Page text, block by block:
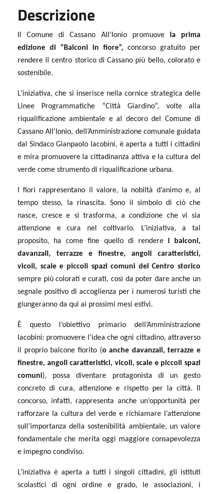
Descrizione
Il Comune di Cassano All’Ionio promuove
la prima
edizione di “Balconi in fiore”, concorso gratuito per
rendere il centro storico di Cassano più bello, colorato e
sostenibile.
L’iniziativa, che si inserisce nella cornice strategica delle
Linee Programmatiche “Città Giardino”, volte alla
riqualificazione ambientale e al decoro del Comune di
Cassano All'Ionio, dell’Amministrazione comunale guidata
dal Sindaco Gianpaolo Iacobini, è aperta a tutti i cittadini
e mira promuovere la cittadinanza attiva e la cultura del
verde come strumento di riqualificazione urbana.
I fiori rappresentano il valore, la nobiltà d’animo e, al
tempo stesso, la rinascita. Sono il simbolo di ciò che
nasce, cresce e si trasforma, a condizione che vi sia
attenzione e cura nel coltivarlo. L’iniziativa, a tal
proposito, ha come fine quello di rendere i balconi,
davanzali, terrazze e finestre, angoli caratteristici,
vicoli, scale e piccoli spazi comuni del Centro storico
sempre più colorati e curati, così da poter dare anche un
segnale positivo di accoglienza per i numerosi turisti che
giungeranno da qui ai prossimi mesi estivi.
È questo l’obiettivo primario dell’Amministrazione
Iacobini: promuovere l’idea che ogni cittadino, attraverso
il proprio balcone fiorito (o anche davanzali, terrazze e
finestre, angoli caratteristici, vicoli, scale e piccoli spazi
comuni), possa diventare protagonista di un gesto
concreto di cura, attenzione e rispetto per la città. Il
concorso, infatti, rappresenta anche un’opportunità per
rafforzare la cultura del verde e richiamare l’attenzione
sull’importanza della sostenibilità ambientale, un valore
fondamentale che merita oggi maggiore consapevolezza
e impegno condiviso.
L’iniziativa è aperta a tutti i singoli cittadini, gli istituti
scolastici di ogni ordine e grado, le associazioni, i